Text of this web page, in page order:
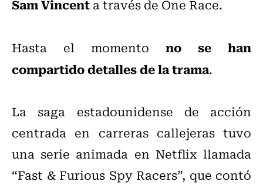
Sam Vincenta través de One Race.
Hasta el momento no se han
compartido detalles de la trama.
La saga estadounidense de acción
centrada en carreras callejeras tuvo
una serie animada en Netflix llamada
“Fast & Furious Spy Racers”, que contó